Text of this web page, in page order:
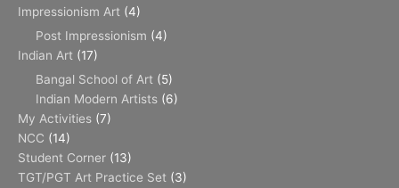
Impressionism Art (4)
Post Impressionism (4)
Indian Art (17)
Bangal School of Art (5)
Indian Modern Artists (6)
My Activities (7)
NCC (14)
Student Corner (13)
TGT/PGT Art Practice Set (3)